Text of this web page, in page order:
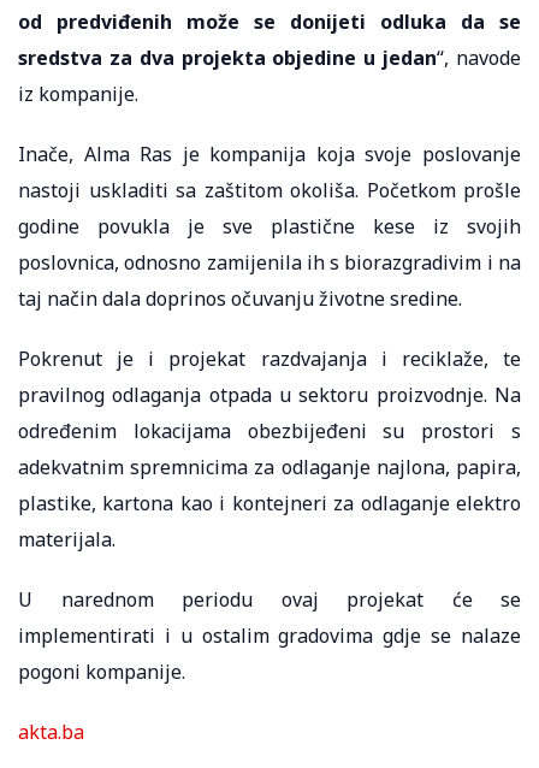
od predviđenih može se donijeti odluka da se
sredstva za dva projekta objedine u jedan“, navode
iz kompanije.
Inače, Alma Ras je kompanija koja svoje poslovanje
nastoji uskladiti sa zaštitom okoliša. Početkom prošle
godine povukla je sve plastične kese iz svojih
poslovnica, odnosno zamijenila ih s biorazgradivim i na
taj način dala doprinos očuvanju životne sredine.
Pokrenut je i projekat razdvajanja i reciklaže, te
pravilnog odlaganja otpada u sektoru proizvodnje. Na
određenim lokacijama obezbijeđeni su prostori s
adekvatnim spremnicima za odlaganje najlona, papira,
plastike, kartona kao i kontejneri za odlaganje elektro
materijala.
U narednom periodu ovaj projekat će se
implementirati i u ostalim gradovima gdje se nalaze
pogoni kompanije.
akta.ba